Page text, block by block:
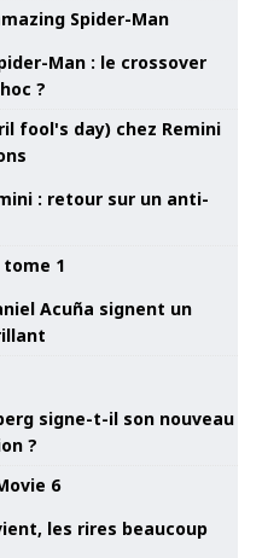
Man : le crossover
?
: retour sur un anti-
Acuña signent un
signe-t-il son nouveau
?
les rires beaucoup